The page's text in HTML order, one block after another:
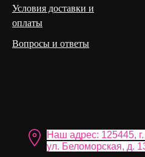
Условия доставки и
оплаты
Вопросы и ответы
Наш адрес: 125445,
ул. Бело морская, д.